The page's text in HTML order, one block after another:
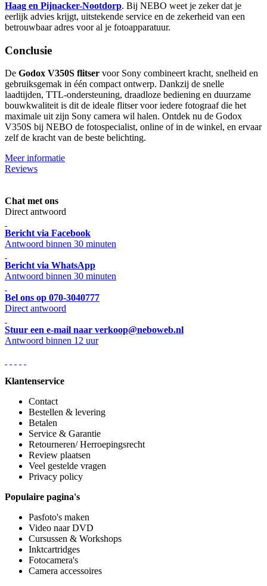
Haag en Pijnacker-Nootdorp. Bij NEBO weet je zeker dat je
eerlijk advies krijgt, uitstekende service en de zekerheid van een
betrouwbaar adres voor al je fotoapparatuur.
Conclusie
De Godox V350S flitser voor Sony combineert kracht, snelheid en
gebruiksgemak in één compact ontwerp. Dankzij de snelle
laadtijden, TTL-ondersteuning, draadloze bediening en duurzame
bouwkwaliteit is dit de ideale flitser voor iedere fotograaf die het
maximale uit zijn Sony camera wil halen. Ontdek nu de Godox
V350S bij NEBO de fotospecialist, online of in de winkel, en ervaar
zelf de kracht van de beste belichting.
Meer informatie
Reviews
Chat met ons
Direct antwoord
Bericht via Facebook
Antwoord binnen 30 minuten
Bericht via WhatsApp
Antwoord binnen 30 minuten
Bel ons op 070-3040777
Direct antwoord
Stuur een e-mail naar verkoop@neboweb.nl
Antwoord binnen 12 uur
Klantenservice
Contact
Bestellen & levering
Betalen
Service & Garantie
Retourneren/ Herroepingsrecht
Review plaatsen
Veel gestelde vragen
Privacy policy
Populaire pagina's
Pasfoto's maken
Video naar DVD
Cursussen & Workshops
Inktcartridges
Fotocamera's
Camera accessoires